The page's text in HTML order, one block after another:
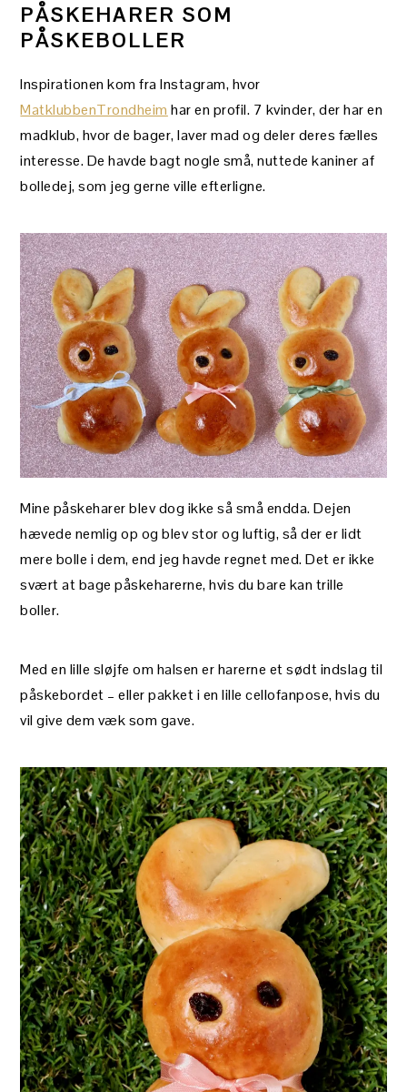
PÅSKEHARER SOM
PÅSKEBOLLER
Inspirationen kom fra Instagram, hvor
MatklubbenTrondheim har en profil. 7 kvinder, der har en
madklub, hvor de bager, laver mad og deler deres fælles
interesse. De havde bagt nogle små, nuttede kaniner af
bolledej, som jeg gerne ville efterligne.
Mine påskeharer blev dog ikke så små endda. Dejen
hævede nemlig op og blev stor og luftig, så der er lidt
mere bolle i dem, end jeg havde regnet med. Det er ikke
svært at bage påskeharerne, hvis du bare kan trille
boller.
Med en lille sløjfe om halsen er harerne et sødt indslag til
påskebordet – eller pakket i en lille cellofanpose, hvis du
vil give dem væk som gave.